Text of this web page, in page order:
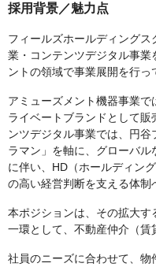
採用背景／魅力点
フィールズホールディング
業・コンテンツデジタル事業
ントの領域で事業展開を行っ
アミューズメント機器事業
ライベートブランドとして
ンツデジタル事業では、円
ラマン」を軸に、グローバ
に伴い、HD（ホールディン
の高い経営判断を支える体制
本ポジションは、その拡大
一環として、不動産仲介（賃
社員のニーズに合わせて、